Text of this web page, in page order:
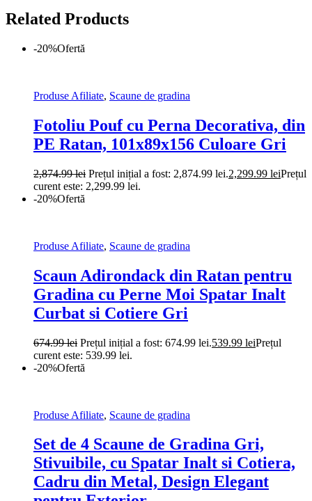
Related Products
-20%Ofertă
Produse Afiliate, Scaune de gradina
Fotoliu Pouf cu Perna Decorativa, din
PE Ratan, 101x89x156 Culoare Gri
2,874.99lei Prețul inițial a fost: 2,874.99 lei.2,299.99 leiPrețul
curent este: 2,299.99 lei.
-20%Ofertă
Produse Afiliate, Scaune de gradina
Scaun Adirondack din Ratan pentru
Gradina cu Perne Moi Spatar Inalt
Curbat si Cotiere Gri
674.99lei Prețul inițial a fost: 674.99 lei.539.99 leiPrețul
curent este: 539.99 lei.
-20%Ofertă
Produse Afiliate, Scaune de gradina
Set de 4 Scaune de Gradina Gri,
Stivuibile, cu Spatar Inalt si Cotiera,
Cadru din Metal, Design Elegant